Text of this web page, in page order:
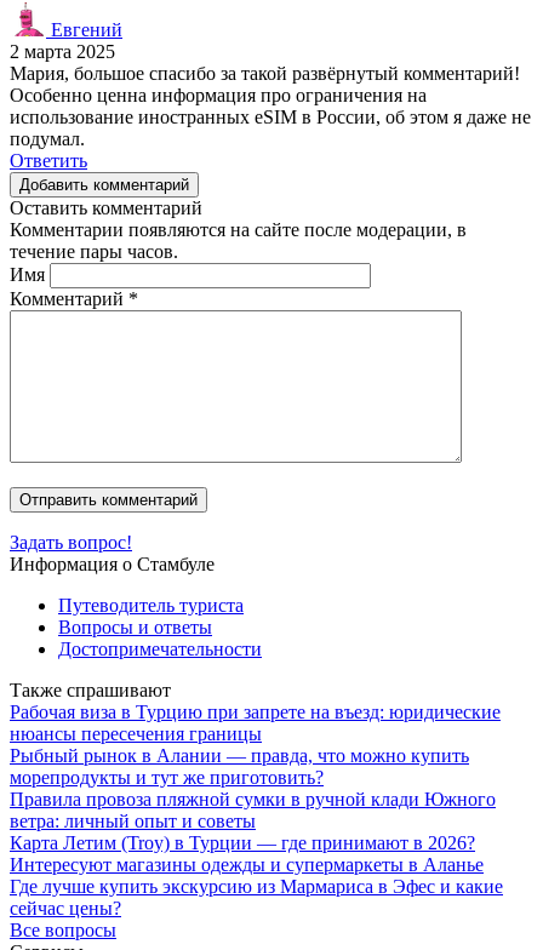
Евгений
2 марта 2025
Мария, большое спасибо за такой развёрнутый комментарий!
Особенно ценна информация про ограничения на
использование иностранных eSIM в России, об этом я даже не
подумал.
Ответить
Добавить комментарий
Оставить комментарий
Комментарии появляются на сайте после модерации, в
течение пары часов.
Имя
Комментарий *
Задать вопрос!
Информация о Стамбуле
Путеводитель туриста
Вопросы и ответы
Достопримечательности
Также спрашивают
Рабочая виза в Турцию при запрете на въезд: юридические
нюансы пересечения границы
Рыбный рынок в Алании — правда, что можно купить
морепродукты и тут же приготовить?
Правила провоза пляжной сумки в ручной клади Южного
ветра: личный опыт и советы
Карта Летим (Troy) в Турции — где принимают в 2026?
Интересуют магазины одежды и супермаркеты в Аланье
Где лучше купить экскурсию из Мармариса в Эфес и какие
сейчас цены?
Все вопросы